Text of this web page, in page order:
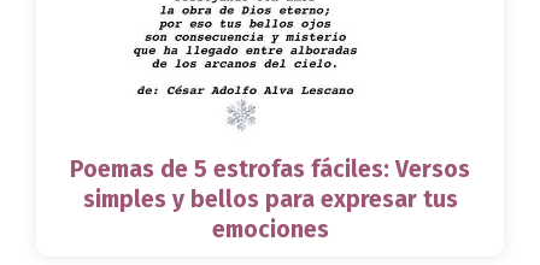
Poemas de 5 estrofas fáciles: Versos
simples y bellos para expresar tus
emociones